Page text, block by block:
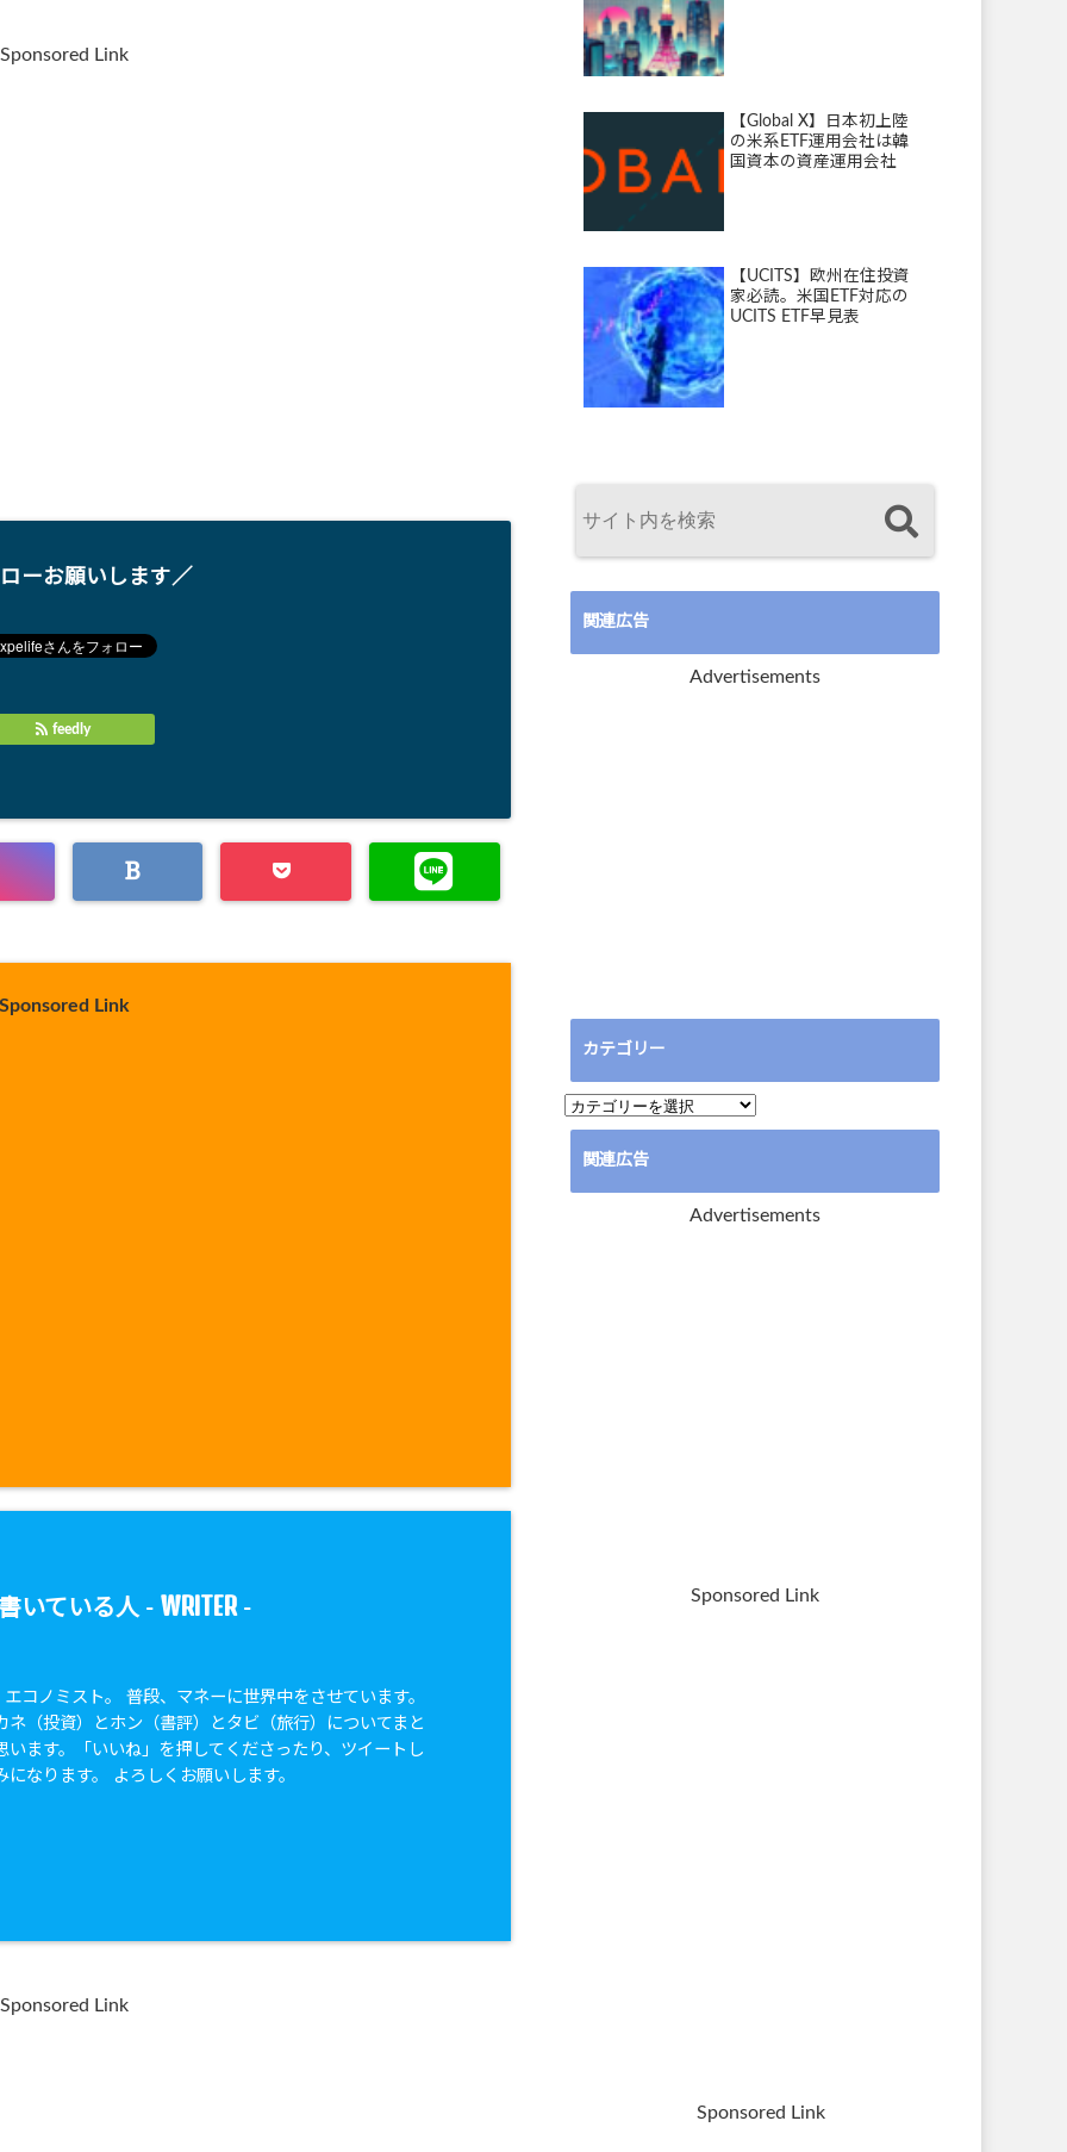
Sponsored Link
ーお願いします／
feedly
Sponsored Link
いている人 - WRITER-
コノミスト。 普段、マネーに世界中をさせています。
ネ（投資）とホン（書評）とタビ（旅行）についてまと
います。「いいね」を押してくださったり、ツイートし
になります。 よろしくお願いします。
Sponsored Link
【Global X】日本初上陸
の米系ETF運用会社は韓
国資本の資産運用会社
【UCITS】欧州在住投資
家必読。米国ETF対応の
UCITS ETF早見表
関連広告
Advertisements
カテゴリー
カ
テ
リ
関連広告
Advertisements
Sponsored Link
Sponsored Link